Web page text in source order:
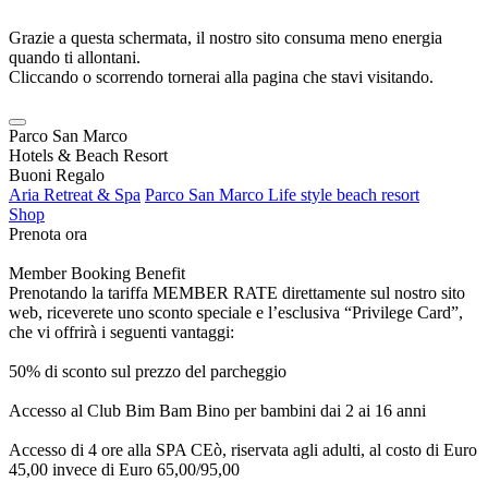
Grazie a questa schermata, il nostro sito consuma meno energia
quando ti allontani.
Cliccando o scorrendo tornerai alla pagina che stavi visitando.
Parco San Marco
Hotels & Beach Resort
Buoni Regalo
Aria Retreat & Spa Parco San Marco Life style beach resort
Shop
Prenota ora
Member Booking Benefit
Prenotando la tariffa MEMBER RATE direttamente sul nostro sito
web, riceverete uno sconto speciale e l’esclusiva “Privilege Card”,
che vi offrirà i seguenti vantaggi:
50% di sconto sul prezzo del parcheggio
Accesso al Club Bim Bam Bino per bambini dai 2 ai 16 anni
Accesso di 4 ore alla SPA CEò, riservata agli adulti, al costo di Euro
45,00 invece di Euro 65,00/95,00